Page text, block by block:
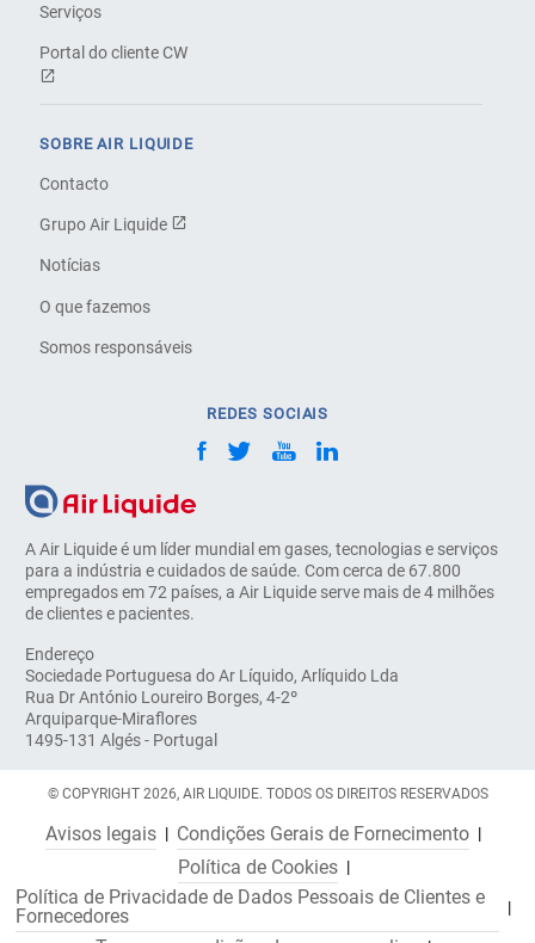
A Air Liquide é um líder mundial em gases, tecnologias e serviços
para a indústria e cuidados de saúde. Com cerca de 67.800
empregados em 72 países, a Air Liquide serve mais de 4 milhões
de clientes e pacientes.
Endereço
Sociedade Portuguesa do Ar Líquido, Arlíquido Lda
Rua Dr António Loureiro Borges, 4-2º
Arquiparque-Miraflores
1495-131 Algés - Portugal
Serviços
Portal do cliente CW
SOBRE AIR LIQUIDE
Contacto
Grupo Air Liquide
Notícias
O que fazemos
Somos responsáveis
REDES SOCIAIS
© COPYRIGHT 2026, AIR LIQUIDE. TODOS OS DIREITOS RESERVADOS
Avisos legais
Condições Gerais de Fornecimento
Política de Cookies
Política de Privacidade de Dados Pessoais de Clientes e
Fornecedores